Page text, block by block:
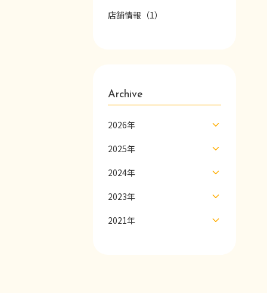
店舗情報（1）
Archive
2026年
2025年
2024年
2023年
2021年